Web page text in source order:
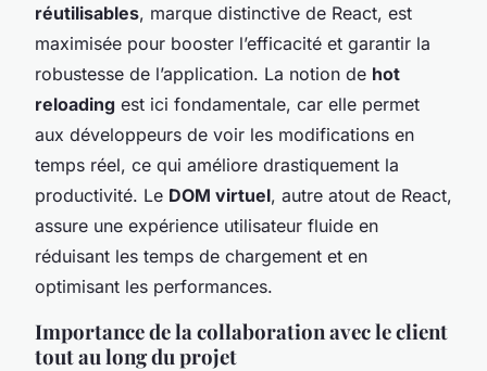
réutilisables, marque distinctive de React, est
maximisée pour booster l’efficacité et garantir la
robustesse de l’application. La notion de hot
reloading est ici fondamentale, car elle permet
aux développeurs de voir les modifications en
temps réel, ce qui améliore drastiquement la
productivité. Le DOM virtuel, autre atout de React,
assure une expérience utilisateur fluide en
réduisant les temps de chargement et en
optimisant les performances.
Importance de la collaboration avec le client
tout au long du projet